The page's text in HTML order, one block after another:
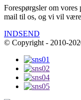
Forespørgsler om
mail til os, og vi vil
INDSEND
© Copyright - 2010-